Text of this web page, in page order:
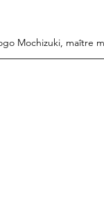
Mochizuki, maître